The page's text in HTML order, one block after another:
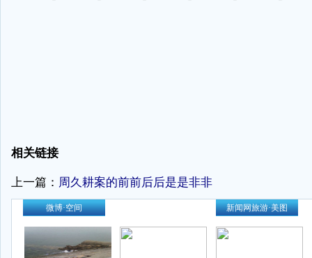
相关链接
上一篇： 周久耕案的前前后后是是非非